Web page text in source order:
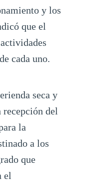
y los
que el
cada uno.
seca y
recepción del
la
a los
que
el